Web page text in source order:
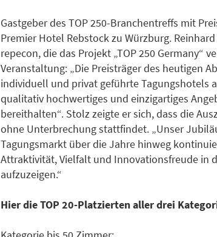
Gastgeber des TOP 250-Branchentreffs mit
Premier Hotel Rebstock zu Würzburg.
repecon, die das Projekt „TOP 250 Germany“
Veranstaltung: „Die Preisträger des heutigen
individuell und privat geführte Tagungshotels
qualitativ hochwertiges und einzigartiges
bereithalten“. Stolz zeigte er sich, dass die
ohne Unterbrechung stattfindet. „Unser
Tagungsmarkt über die Jahre hinweg
Attraktivität, Vielfalt und Innovationsfreude in
aufzuzeigen.“
Hier die TOP 20-Platzierten aller drei